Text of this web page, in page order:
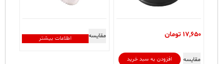
17,650 تومان
افزودن به سبد خرید مقایسه
اطلاعات بیشتر مقایسه